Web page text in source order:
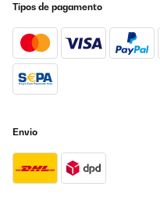
Tipos de pagamento
Envio